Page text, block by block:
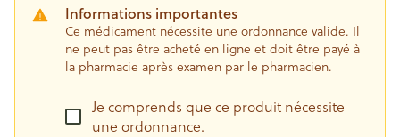
Informations importantes
Ce médicament nécessite une ordonnance valide. Il
ne peut pas être acheté en ligne et doit être payé à
la pharmacie après examen par le pharmacien.
Je comprends que ce produit nécessite
une ordonnance.